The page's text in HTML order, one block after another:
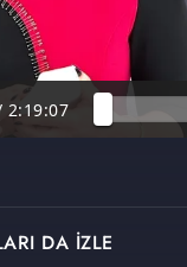
2:19:07
DA İZLE